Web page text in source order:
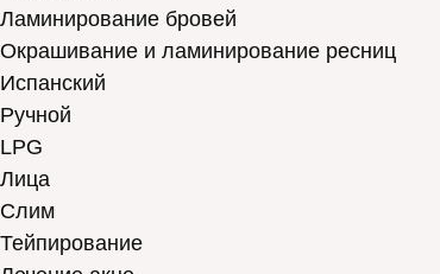
Ламинирование бровей
Окрашивание и ламинирование ресниц
Испанский
Ручной
LPG
Лица
Слим
Тейпирование